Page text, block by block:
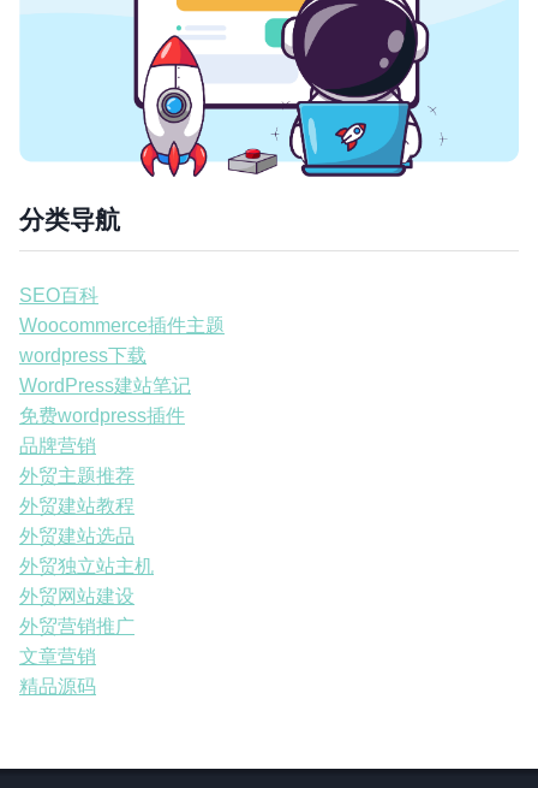
分类导航
SEO百科
Woocommerce插件主题
wordpress下载
WordPress建站笔记
免费wordpress插件
品牌营销
外贸主题推荐
外贸建站教程
外贸建站选品
外贸独立站主机
外贸网站建设
外贸营销推广
文章营销
精品源码